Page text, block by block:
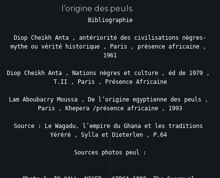
l’origine des peuls.
Bibliographie
Diop Cheikh Anta , antériorité des civilisations nègres-
mythe ou vérité historique , Paris , présence africaine ,
1961
Diop Cheikh Anta , Nations nègres et culture , éd de 1979 ,
T.II , Paris , Présence Africaine
Lam Aboubacry Moussa , De l’origine egyptienne des peuls ,
Paris , Khepera /présence africaine , 1993
Source : Le Wagadu, l’empire du Ghana et les traditions
Yéréré , Sylla et Dieterlen , P.64
Sources photos peul :